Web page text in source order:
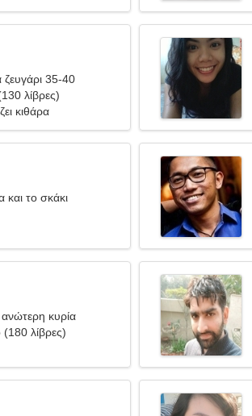
ζευγάρι 35-40
λίβρες)
κιθάρα
και το σκάκι
κυρία
λίβρες)